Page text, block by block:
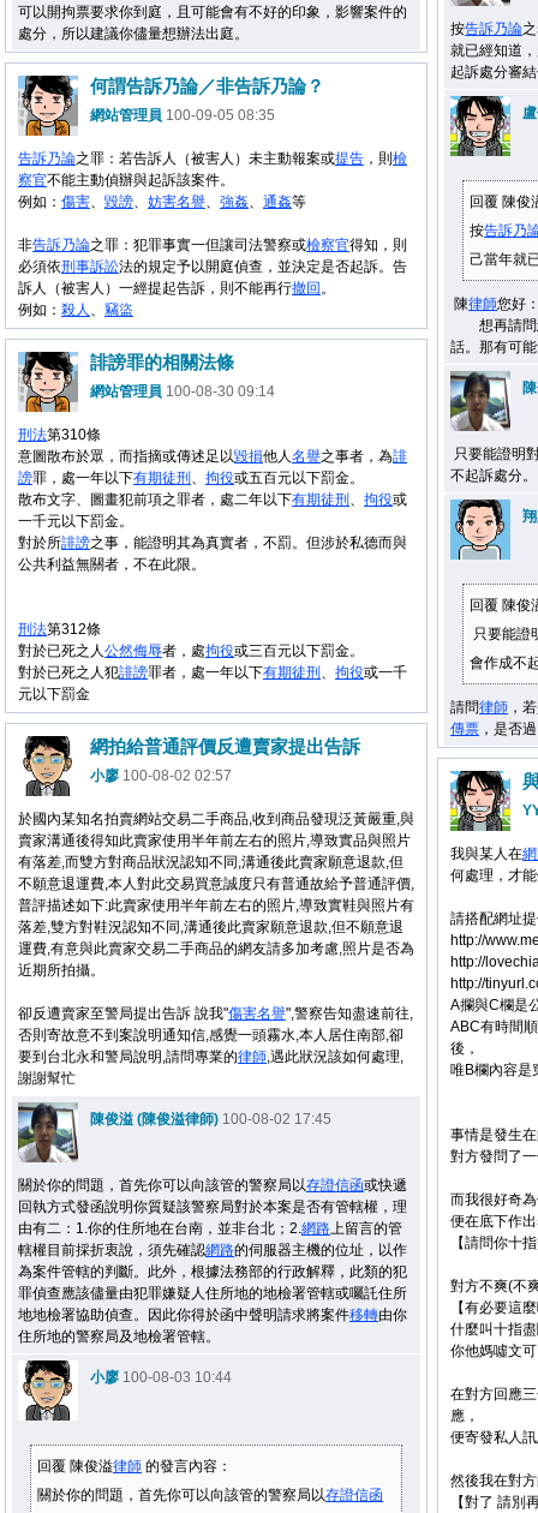
可以開拘票要求你到庭，且可能會有不好的印象，影響案件的
處分，所以建議你儘量想辦法出庭。
按告訴乃論
就已經知道
起訴處分審
回覆 陳俊
按告訴乃
己當年就
陳律師您好
想再請問
話。那有可
只要能證明
不起訴處分。
回覆 陳俊
只要能證
會作成不
請問律師 ，
傳票 ，是否
何謂告訴乃論／非告訴乃論？
網站管理員 100-09-05 08:35
告訴乃論之罪： 若告訴人（被害人）未主動報案或提告 ，則 檢
察官不能主動偵辦與起訴該案件。
例如： 傷害、 毀謗、 妨害名譽、 強姦、 通姦等
非告訴乃論之罪： 犯罪事實一但讓司法警察或檢察官得知，則
必須依刑事訴訟法的規定予以開庭偵查，並決定是否起訴。告
訴人（被害人）一經提起告訴，則不能再行撤回 。
例如： 殺人 、 竊盜
誹謗罪的相關法條
網站管理員 100-08-30 09:14
刑法第310條
意圖散布於眾，而指摘或傳述足以毀損他人名譽之事者，為誹
謗罪，處一年以下有期徒刑 、 拘役或五百元以下罰金。
散布文字、圖畫犯前項之罪者，處二年以下有期徒刑 、 拘役或
一千元以下罰金。
對於所誹謗之事，能證明其為真實者，不罰。但涉於私德而與
公共利益無關者，不在此限。
刑法第312條
對於已死之人公然侮辱者，處拘役或三百元以下罰金。
對於已死之人犯誹謗罪者，處一年以下有期徒刑 、 拘役或一千
元以下罰金
網拍給普通評價反遭賣家提出告訴
小廖 100-08-02 02:57
於國內某知名拍賣網站交易二手商品,收到商品發現泛黃嚴重,與
賣家溝通後得知此賣家使用半年前左右的照片,導致實品與照片
有落差,而雙方對商品狀況認知不同,溝通後此賣家願意退款,但
不願意退運費,本人對此交易買意誠度只有普通故給予普通評價,
普評描述如下:此賣家使用半年前左右的照片,導致實鞋與照片有
落差,雙方對鞋況認知不同,溝通後此賣家願意退款,但不願意退
運費,有意與此賣家交易二手商品的網友請多加考慮,照片是否為
近期所拍攝。
卻反遭賣家至警局提出告訴 說我"傷害名譽",警察告知盡速前往,
否則寄故意不到案說明通知信,感覺一頭霧水,本人居住南部,卻
要到台北永和警局說明,請問專業的律師,遇此狀況該如何處理,
謝謝幫忙
陳俊溢 (陳俊溢律師) 100-08-02 17:45
關於你的問題，首先你可以向該管的警察局以存證信函或快遞
回執方式發函說明你質疑該警察局對於本案是否有管轄權，理
由有二：1.你的住所地在台南，並非台北；2.網路上留言的管
轄權目前採折衷說，須先確認網路的伺服器主機的位址，以作
為案件管轄的判斷。此外，根據法務部的行政解釋，此類的犯
罪偵查應該儘量由犯罪嫌疑人住所地的地檢署管轄或囑託住所
地地檢署協助偵查。因此你得於函中聲明請求將案件移轉由你
住所地的警察局及地檢署管轄。
小廖 100-08-03 10:44
回覆 陳俊溢律師 的發言內容：
關於你的問題，首先你可以向該管的警察局以存證信函
我與某人在
何處理，才
請搭配網址
http://
http://
http://
A攔與C欄是
ABC有時間
後，
唯B欄內容是
事情是發生
對方發問了
而我很好奇
便在底下作
【請問你十
對方不爽(不
【有必要這
什麼叫十指
你他媽噓文
在對方回應
應，
便寄發私人
然後我在對
【對了 請別